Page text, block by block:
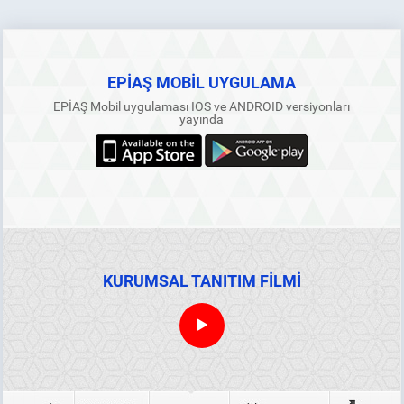
EPİAŞ MOBİL UYGULAMA
EPİAŞ Mobil uygulaması IOS ve ANDROID versiyonları
yayında
KURUMSAL TANITIM FİLMİ